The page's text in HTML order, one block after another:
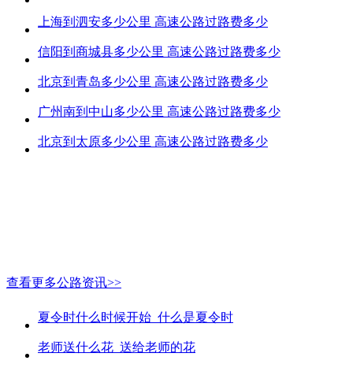
上海到泗安多少公里 高速公路过路费多少
信阳到商城县多少公里 高速公路过路费多少
北京到青岛多少公里 高速公路过路费多少
广州南到中山多少公里 高速公路过路费多少
北京到太原多少公里 高速公路过路费多少
查看更多公路资讯>>
夏令时什么时候开始_什么是夏令时
老师送什么花_送给老师的花